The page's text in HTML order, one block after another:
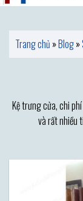
Trang chủ »Blog»
Kệ trưng cửa, chi
và rất nhiều